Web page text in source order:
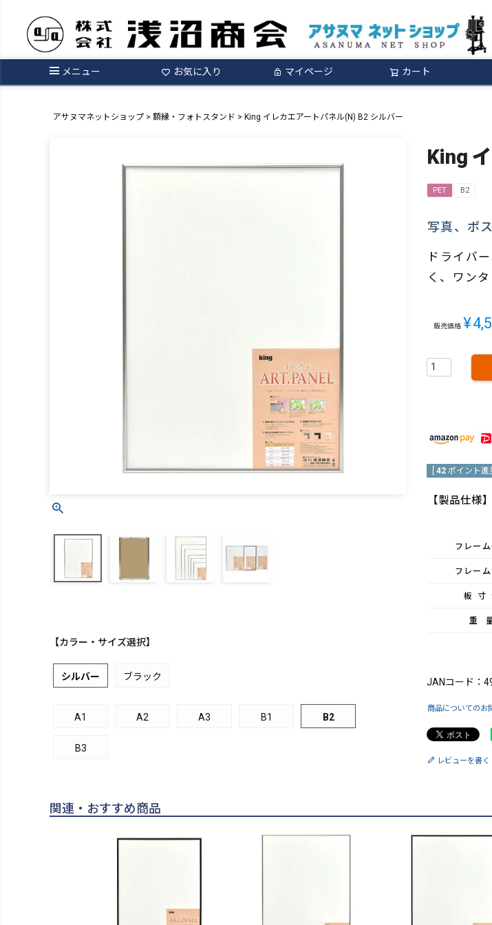
メニュー お気に入り マイページ カート
アサヌマネットショップ 額縁・フォトスタンド King イレカエアートパネル(N) B2 シルバー
【カラー・サイズ選択】
シルバー ブラック
A1 A2 A3 B1 B2
B3
King
PET B2
写真、ポ
ドライバ
く、ワン
販売価格 ¥
42 ポイント進
【製品仕様】
フレー
フレー
板
重
JANコード：
商品についてのお
レビューを書く
関連・おすすめ商品